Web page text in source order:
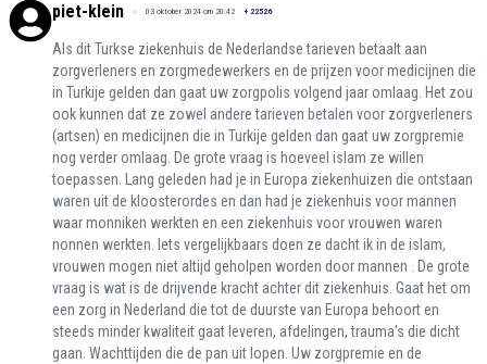
piet-klein 03 oktober 2024 om 20:42 + 22526
Als dit Turkse ziekenhuis de Nederlandse tarieven betaalt aan
zorgverleners en zorgmedewerkers en de prijzen voor medicijnen die
in Turkije gelden dan gaat uw zorgpolis volgend jaar omlaag. Het zou
ook kunnen dat ze zowel andere tarieven betalen voor zorgverleners
(artsen) en medicijnen die in Turkije gelden dan gaat uw zorgpremie
nog verder omlaag. De grote vraag is hoeveel islam ze willen
toepassen. Lang geleden had je in Europa ziekenhuizen die ontstaan
waren uit de kloosterordes en dan had je ziekenhuis voor mannen
waar monniken werkten en een ziekenhuis voor vrouwen waren
nonnen werkten. Iets vergelijkbaars doen ze dacht ik in de islam,
vrouwen mogen niet altijd geholpen worden door mannen . De grote
vraag is wat is de drijvende kracht achter dit ziekenhuis. Gaat het om
een zorg in Nederland die tot de duurste van Europa behoort en
steeds minder kwaliteit gaat leveren, afdelingen, trauma's die dicht
gaan. Wachttijden die de pan uit lopen. Uw zorgpremie en de